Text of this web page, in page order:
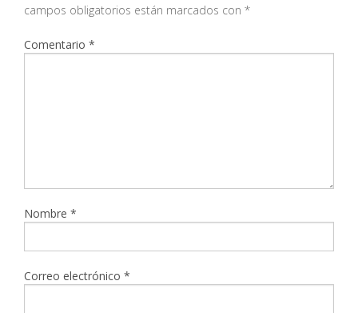
campos obligatorios están marcados con *
Comentario *
Nombre *
Correo electrónico *